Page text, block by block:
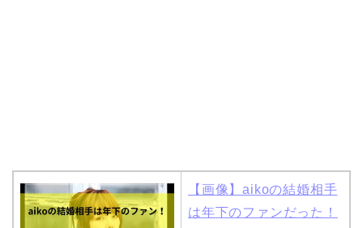
【画像】aikoの結婚相手
は年下のファンだった！